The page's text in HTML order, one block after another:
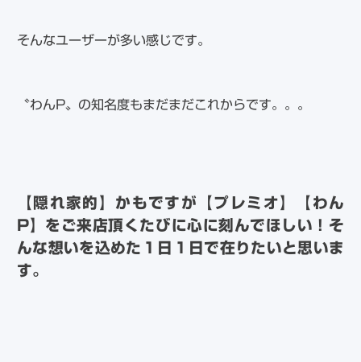
そんなユーザーが多い感じです。
〝わんP〟の知名度もまだまだこれからです。。。
【隠れ家的】かもですが【プレミオ】【わん
P】をご来店頂くたびに心に刻んでほしい！そ
んな想いを込めた１日１日で在りたいと思いま
す。